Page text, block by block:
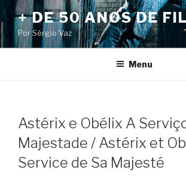
Pular
para
o
conteúdo
+ DE 50 ANOS DE
Por Sérgio Vaz
Menu
Astérix e Obélix A
Majestade / Astérix et
Service de Sa Majesté